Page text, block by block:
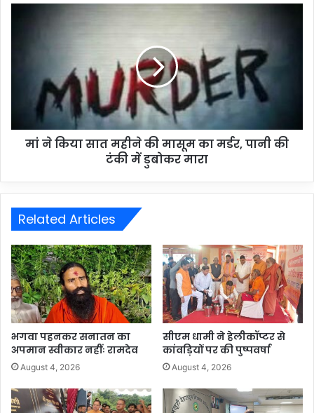
मां ने किया सात महीने की मासूम का मर्डर, पानी की
टंकी में डुबोकर मारा
Related Articles
भगवा पहनकर सनातन का
अपमान स्वीकार नहींः रामदेव
August 4, 2026
सीएम धामी ने हेलीकॉप्टर से
कांवड़ियों पर की पुष्पवर्षा
August 4, 2026